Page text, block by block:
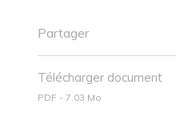
Partager
Télécharger document
PDF - 7.03 Mo